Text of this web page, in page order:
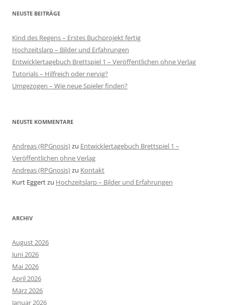
NEUSTE BEITRÄGE
Kind des Regens – Erstes Buchprojekt fertig
Hochzeitslarp – Bilder und Erfahrungen
Entwicklertagebuch Brettspiel 1 – Veröffentlichen ohne Verlag
Tutorials – Hilfreich oder nervig?
Umgezogen – Wie neue Spieler finden?
NEUSTE KOMMENTARE
Andreas (RPGnosis)zu Entwicklertagebuch Brettspiel 1 –
Veröffentlichen ohne Verlag
Andreas (RPGnosis)zu Kontakt
Kurt Eggertzu Hochzeitslarp – Bilder und Erfahrungen
ARCHIV
August 2026
Juni 2026
Mai 2026
April 2026
März 2026
Januar 2026